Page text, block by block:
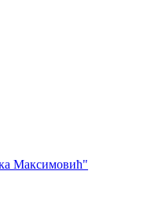
Максимовић"